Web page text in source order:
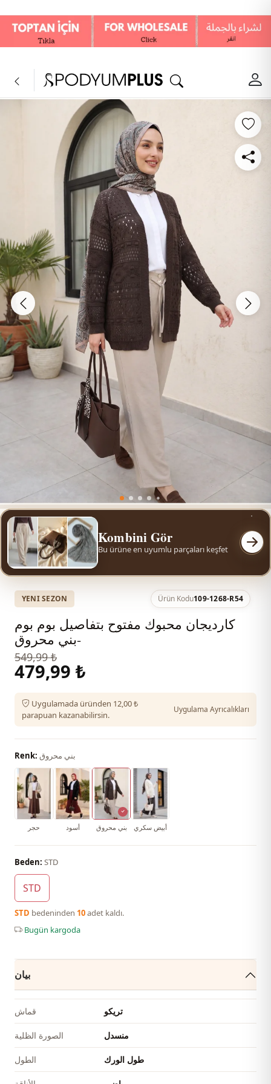
Kombini Gör
Bu ürüne en uyumlu parçaları keşfet
YENI SEZON Ürün Kodu109-1268-R54
كارديجان محبوك مفتوح بتفاصيل بوم بوم
-بني محروق
549,99 ₺
479,99 ₺
Uygulamada üründen 12,00 ₺
parapuan kazanabilirsin.
Uygulama Ayrıcalıkları
Renk: بني محروق
حجر أسود بني محروق أبيض سكري
Beden: STD
STD
STD bedeninden 10adet kaldı.
Bugün kargoda
بيان
قماش تريكو
الصورة الظلية منسدل
الطول طول الورك